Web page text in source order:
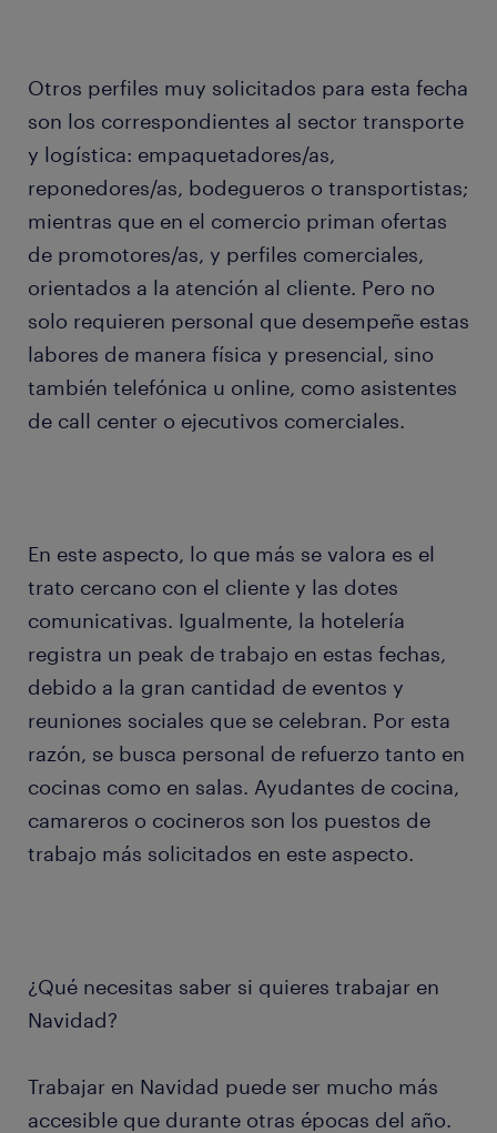
Otros perfiles muy solicitados para esta fecha
son los correspondientes al sector transporte
y logística: empaquetadores/as,
reponedores/as, bodegueros o transportistas;
mientras que en el comercio priman ofertas
de promotores/as, y perfiles comerciales,
orientados a la atención al cliente. Pero no
solo requieren personal que desempeñe estas
labores de manera física y presencial, sino
también telefónica u online, como asistentes
de call center o ejecutivos comerciales.
En este aspecto, lo que más se valora es el
trato cercano con el cliente y las dotes
comunicativas. Igualmente, la hotelería
registra un peak de trabajo en estas fechas,
debido a la gran cantidad de eventos y
reuniones sociales que se celebran. Por esta
razón, se busca personal de refuerzo tanto en
cocinas como en salas. Ayudantes de cocina,
camareros o cocineros son los puestos de
trabajo más solicitados en este aspecto.
¿Qué necesitas saber si quieres trabajar en
Navidad?
Trabajar en Navidad puede ser mucho más
accesible que durante otras épocas del año.